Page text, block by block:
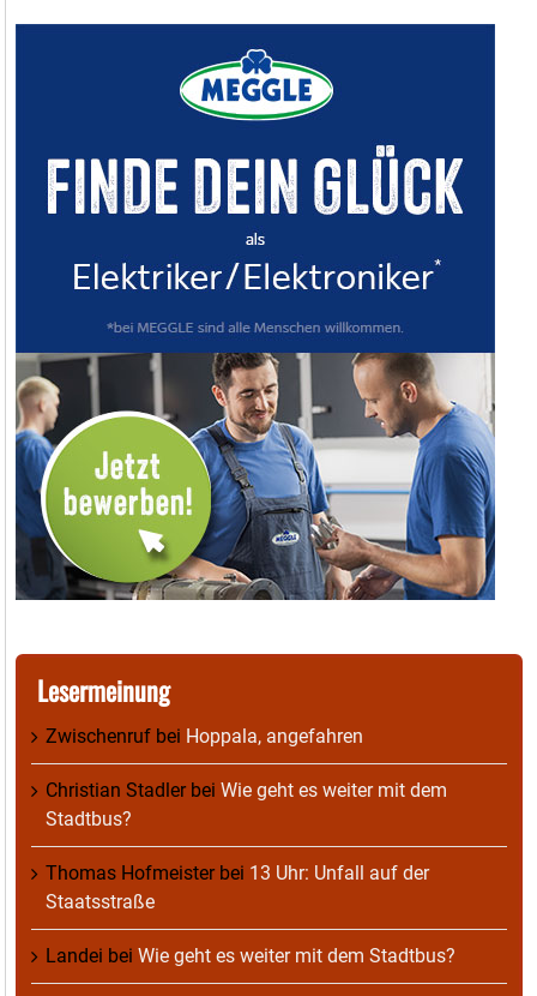
Lesermeinung
Zwischenruf bei Hoppala, angefahren
Christian Stadlerbei Wie geht es weiter mit dem
Stadtbus?
Thomas Hofmeisterbei 13 Uhr: Unfall auf der
Staatsstraße
Landei bei Wie geht es weiter mit dem Stadtbus?